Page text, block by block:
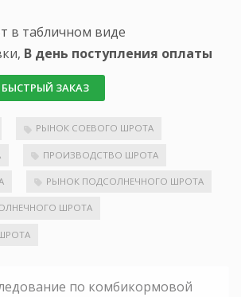
в табличном виде
В день поступления оплаты
БЫСТРЫЙ ЗАКАЗ
РЫНОК СОЕВОГО ШРОТА
ПРОИЗВОДСТВО ШРОТА
РЫНОК ПОДСОЛНЕЧНОГО ШРОТА
ШРОТА
по комбикормовой